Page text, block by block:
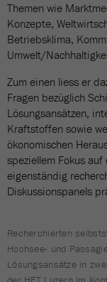
Themen wie
Konzepte,
Betriebsklima,
Umwelt/
Zum einen liess er
Fragen bezüglich
Lösungsansätzen,
Kraftstoffen sowie
ökonomischen
speziellem Fokus
eigenständig
Diskussionspanels
Recherchierten
Hochsee- und
Lösungsansätze in